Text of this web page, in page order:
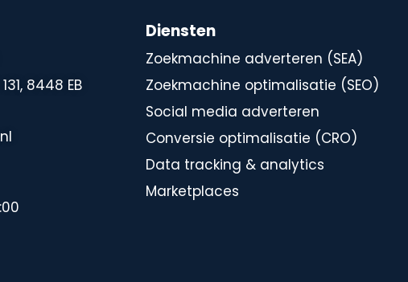
8448 EB
Diensten
Zoekmachine adverteren (SEA)
Zoekmachine optimalisatie (SEO)
Social media adverteren
Conversie optimalisatie (CRO)
Data tracking & analytics
Marketplaces